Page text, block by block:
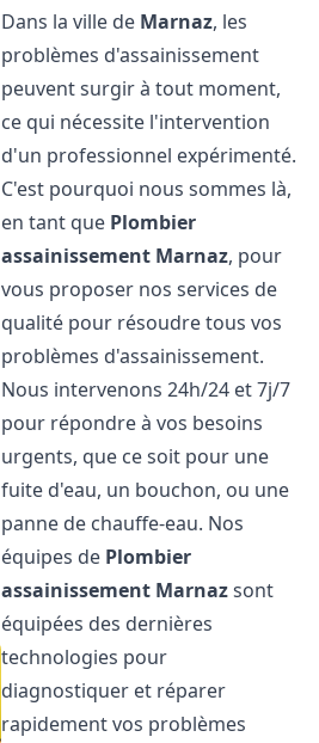
Dans la ville de Marnaz, les
problèmes d'assainissement
peuvent surgir à tout moment,
ce qui nécessite l'intervention
d'un professionnel expérimenté.
C'est pourquoi nous sommes là,
en tant que Plombier
assainissement Marnaz, pour
vous proposer nos services de
qualité pour résoudre tous vos
problèmes d'assainissement.
Nous intervenons 24h/24 et 7j/7
pour répondre à vos besoins
urgents, que ce soit pour une
fuite d'eau, un bouchon, ou une
panne de chauffe-eau. Nos
équipes de Plombier
assainissement Marnazsont
équipées des dernières
technologies pour
diagnostiquer et réparer
rapidement vos problèmes